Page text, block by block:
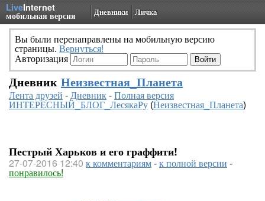
LiveInternet
мобильная версия Дневники Личка
Вы были перенаправлены на мобильную версию
страницы. Вернуться!
Авторизация
Дневник Неизвестная_Планета
Лента друзей -Дневник-Полная версия
ИНТЕРЕСНЫЙ_БЛОГ_ЛесякаРу(Неизвестная_Планета)
Пестрый Харьков и его граффити!
27-07-2016 12:40 к комментариям-к полной версии -
понравилось!